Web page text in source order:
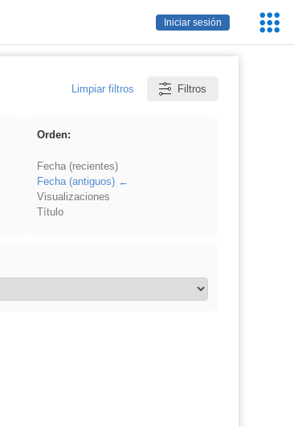
Iniciar sesión
Limpiar filtros Filtros
Orden:
Fecha (recientes)
Fecha (antiguos)
Visualizaciones
Título